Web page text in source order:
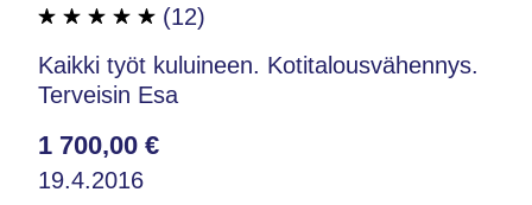
(12)
Kaikki työt kuluineen. Kotitalousvähennys.
Terveisin Esa
1 700,00 €
19.4.2016